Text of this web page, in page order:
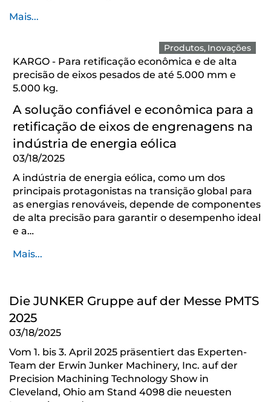
Mais...
Produtos Inovações
KARGO - Para retificação econômica e de alta
precisão de eixos pesados de até 5.000 mm e
5.000 kg.
A solução confiável e econômica para a
retificação de eixos de engrenagens na
indústria de energia eólica
03/18/2025
A indústria de energia eólica, como um dos
principais protagonistas na transição global para
as energias renováveis, depende de componentes
de alta precisão para garantir o desempenho ideal
e a…
Mais...
Die JUNKER Gruppe auf der Messe PMTS
2025
03/18/2025
Vom 1. bis 3. April 2025 präsentiert das Experten-
Team der Erwin Junker Machinery, Inc. auf der
Precision Machining Technology Show in
Cleveland, Ohio am Stand 4098 die neuesten